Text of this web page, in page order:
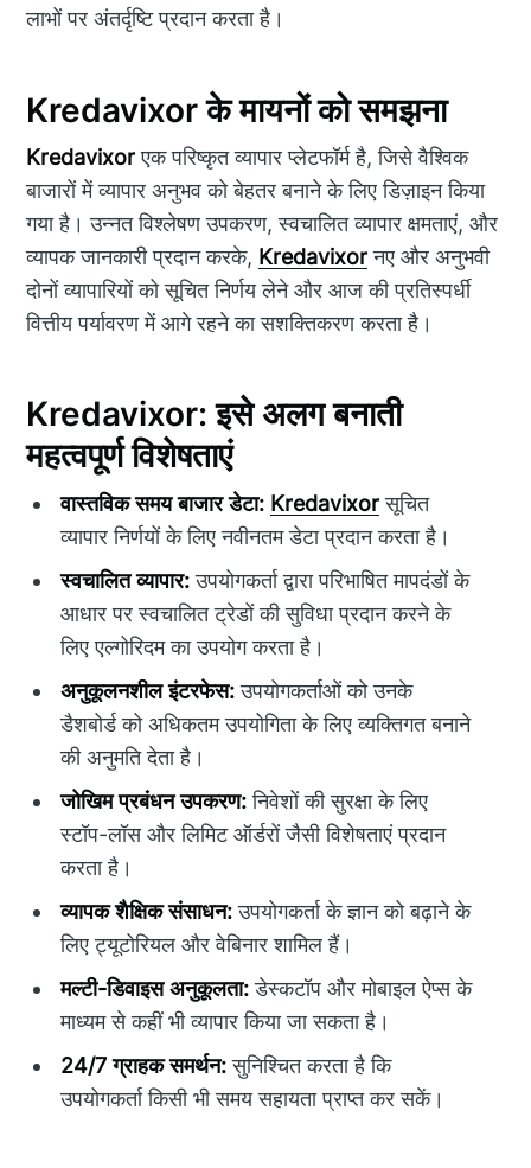
लाभों पर अंतर्दृष्टि प्रदान करता है।
Kredavixor के मायनों को समझना
Kredavixorएक परिष्कृत व्यापार प्लेटफॉर्म है, जिसे वैश्विक
बाजारों में व्यापार अनुभव को बेहतर बनाने के लिए डिज़ाइन किया
गया है। उन्नत विश्लेषण उपकरण, स्वचालित व्यापार क्षमताएं, और
व्यापक जानकारी प्रदान करके, Kredavixorनए और अनुभवी
दोनों व्यापारियों को सूचित निर्णय लेने और आज की प्रतिस्पर्धी
वित्तीय पर्यावरण में आगे रहने का सशक्तिकरण करता है।
Kredavixor: इसे अलग बनाती
महत्वपूर्ण विशेषताएं
वास्तविक समय बाजार डेटा: Kredavixorसूचित
व्यापार निर्णयों के लिए नवीनतम डेटा प्रदान करता है।
स्वचालित व्यापार:उपयोगकर्ता द्वारा परिभाषित मापदंडों के
आधार पर स्वचालित ट्रेडों की सुविधा प्रदान करने के
लिए एल्गोरिदम का उपयोग करता है।
अनुकूलनशील इंटरफेस:उपयोगकर्ताओं को उनके
डैशबोर्ड को अधिकतम उपयोगिता के लिए व्यक्तिगत बनाने
की अनुमति देता है।
जोखिम प्रबंधन उपकरण:निवेशों की सुरक्षा के लिए
स्टॉप-लॉस और लिमिट ऑर्डरों जैसी विशेषताएं प्रदान
करता है।
व्यापक शैक्षिक संसाधन:उपयोगकर्ता के ज्ञान को बढ़ाने के
लिए ट्यूटोरियल और वेबिनार शामिल हैं।
मल्टी-डिवाइस अनुकूलता:डेस्कटॉप और मोबाइल ऐप्स के
माध्यम से कहीं भी व्यापार किया जा सकता है।
24/7 ग्राहक समर्थन:सुनिश्चित करता है कि
उपयोगकर्ता किसी भी समय सहायता प्राप्त कर सकें।